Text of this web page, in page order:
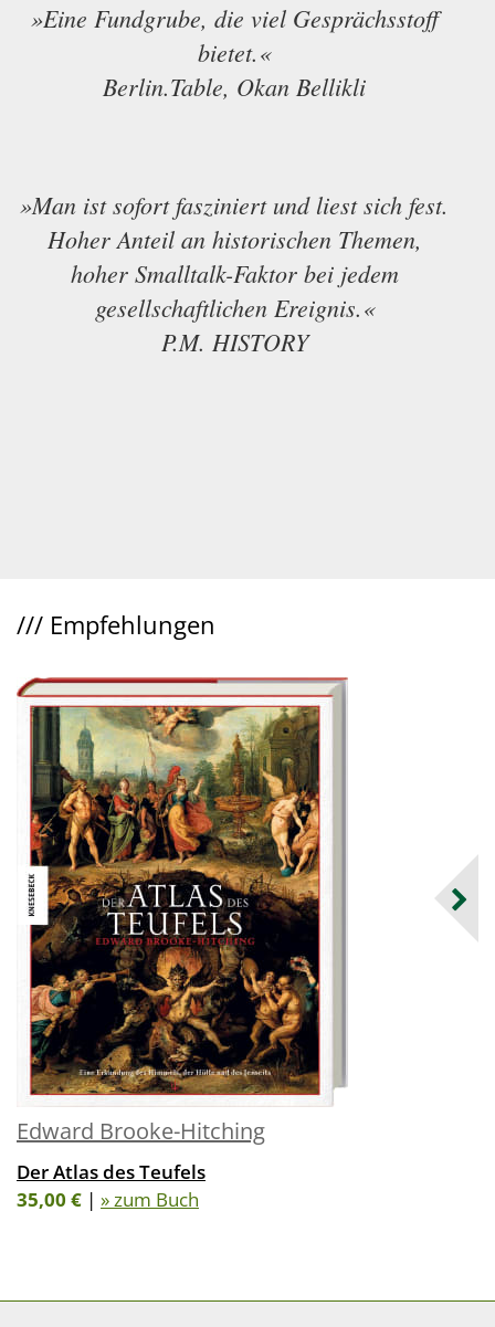
»Eine Fundgrube, die viel Gesprächsstoff
bietet.«
Berlin.Table, Okan Bellikli
»Man ist sofort fasziniert und liest sich fest.
Hoher Anteil an historischen Themen,
hoher Smalltalk-Faktor bei jedem
gesellschaftlichen Ereignis.«
P.M. HISTORY
/// Empfehlungen
Edward Brooke-Hitching
Der Atlas des Teufels
35,00 € | » zum Buch